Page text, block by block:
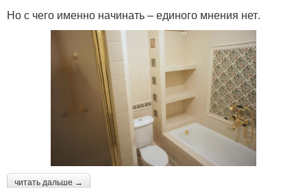
Но с чего именно начинать – единого мнения нет.
читать дальше →